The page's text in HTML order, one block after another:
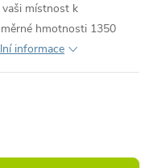
vaši místnost k
hmotnosti 1350
informace